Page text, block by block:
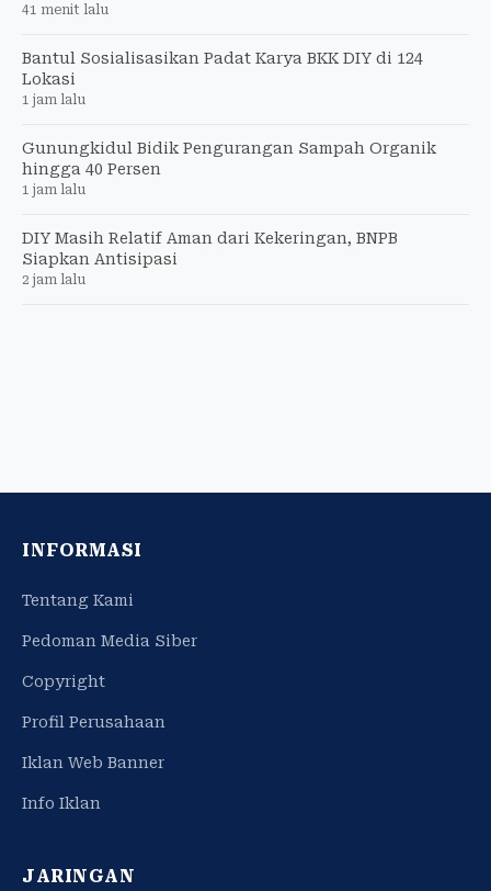
41 menit lalu
Bantul Sosialisasikan Padat Karya BKK DIY di 124
Lokasi
1 jam lalu
Gunungkidul Bidik Pengurangan Sampah Organik
hingga 40 Persen
1 jam lalu
DIY Masih Relatif Aman dari Kekeringan, BNPB
Siapkan Antisipasi
2 jam lalu
INFORMASI
Tentang Kami
Pedoman Media Siber
Copyright
Profil Perusahaan
Iklan Web Banner
Info Iklan
JARINGAN